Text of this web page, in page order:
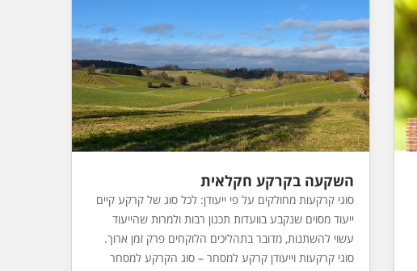
השקעה בקרקע חקלאית
סוגי קרקעות מחולקים על פי ייעודן: לכל סוג של קרקע קיים
ייעוד מסוים שנקבע בוועדות תכנון רבות ולמרות שהייעוד
עשוי להשתנות, מדובר בתהליכים הלוקחים פרק זמן ארוך.
סוגי קרקעות וייעודן קרקע למסחר – סוג הקרקע למסחר